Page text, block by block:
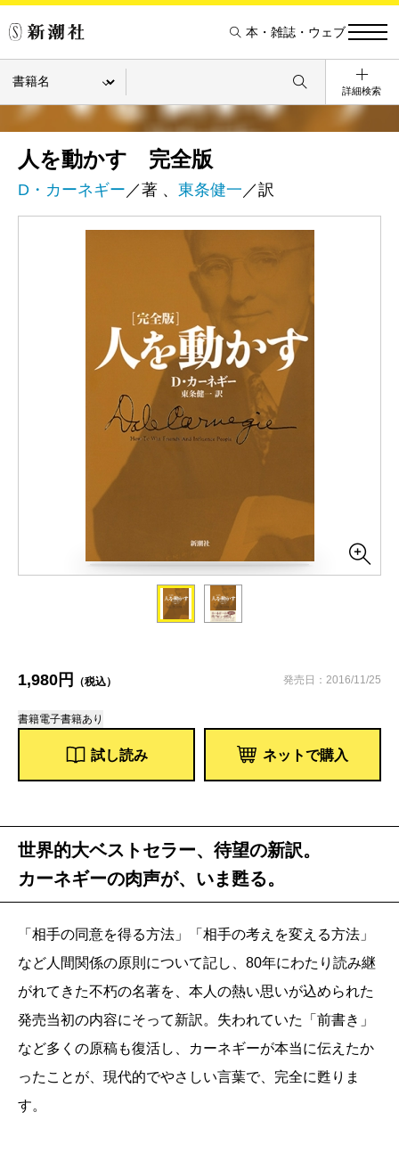
本・雑誌・ウェブ
詳細検索
人を動かす 完全版
D・カーネギー ／著 、 東条健一 ／訳
1,980円 （税込） 発売日：2016/11/25
書籍電子書籍あり
試し読み ネットで購入
世界的大ベストセラー、待望の新訳。
カーネギーの肉声が、いま甦る。
「相手の同意を得る方法」「相手の考えを変える方法」
など人間関係の原則について記し、80年にわたり読み継
がれてきた不朽の名著を、本人の熱い思いが込められた
発売当初の内容にそって新訳。失われていた「前書き」
など多くの原稿も復活し、カーネギーが本当に伝えたか
ったことが、現代的でやさしい言葉で、完全に甦りま
す。